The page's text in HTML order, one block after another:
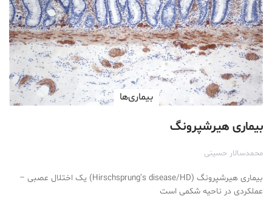
بیماری‌ها
بیماری هیرشپرونگ
محمد‌سالار حسینی
بیماری هیرشپرونگ (Hirschsprung’s disease/HD) یک اختلال عصبی –
عملکردی در ناحیه شکمی است